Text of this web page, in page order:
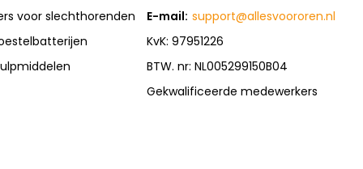
voor slechthorenden
E-mail: support@allesvoororen.nl
KvK: 97951226
BTW. nr: NL005299150B04
Gekwalificeerde medewerkers